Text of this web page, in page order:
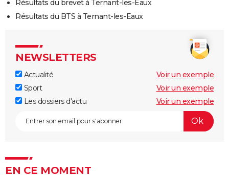
Résultats du brevet à Ternant-les-Eaux
Résultats du BTS à Ternant-les-Eaux
NEWSLETTERS
Actualité
Voir un exemple
Sport
Voir un exemple
Les dossiers d'actu
Voir un exemple
EN CE MOMENT